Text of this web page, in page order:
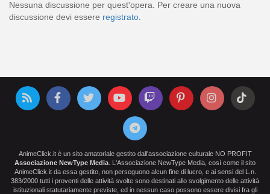
Nessuna discussione per quest'opera. Per creare una nuova
discussione devi essere registrato
AnimeClick.it è un sito amatoriale gestito dall'associazione culturale NO PROFIT
Associazione NewType Media . L'Associazione NewType Media, così come il sito
AnimeClick.it da essa gestito, non perseguono alcun fine di lucro, e ai sensi del L.n.
383/2000 tutti i proventi delle attività svolte sono destinati allo svolgimento delle attività
istituzionali statutariamente previste, ed in nessun caso possono essere divisi fra gli